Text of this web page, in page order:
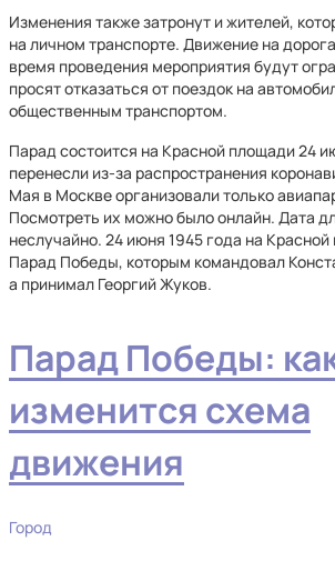
Изменения также затронут и жителей,
на личном транспорте. Движение на
время проведения мероприятия будут
просят отказаться от поездок на
общественным транспортом.
Парад состоится на Красной площади 24
перенесли из-за распространения
Мая в Москве организовали только
Посмотреть их можно было онлайн. Дата
неслучайно. 24 июня 1945 года на
Парад Победы, которым командовал
а принимал Георгий Жуков.
Парад Победы:
изменится схема
движения
Город